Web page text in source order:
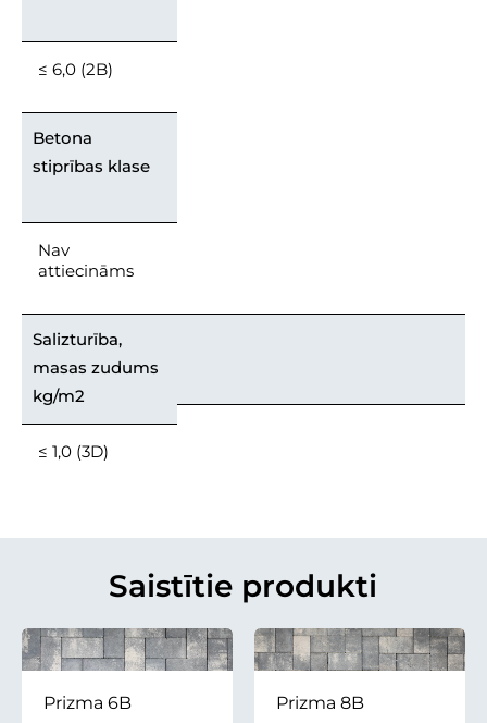
≤ 6,0 (2B)
Betona
stiprības klase
Nav
attiecināms
Salizturība,
masas zudums
kg/m2
≤ 1,0 (3D)
Saistītie produkti
Prizma 6B
Prizma 8B